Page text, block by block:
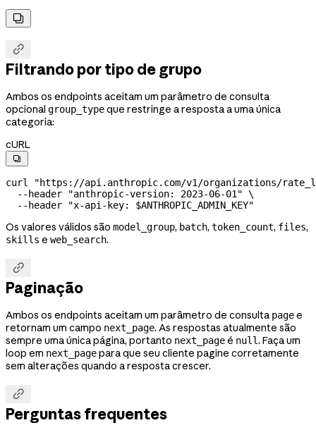


Filtrando por tipo de grupo
Ambos os endpoints aceitam um parâmetro de consulta
opcional group_typeque restringe a resposta a uma única
categoria:
cURL

curl "https://api.anthropic.com/v1/organizations/
  --header
"anthropic-version: 2023-06-01" \
  --header
"x-api-key: $ANTHROPIC_ADMIN_KEY"
Os valores válidos são model_group, batch, token_count, files,
skills e web_search.

Paginação
Ambos os endpoints aceitam um parâmetro de consulta pagee
retornam um campo next_page. As respostas atualmente são
sempre uma única página, portanto next_pageé null. Faça um
loop em next_pagepara que seu cliente pagine corretamente
sem alterações quando a resposta crescer.

Perguntas frequentes